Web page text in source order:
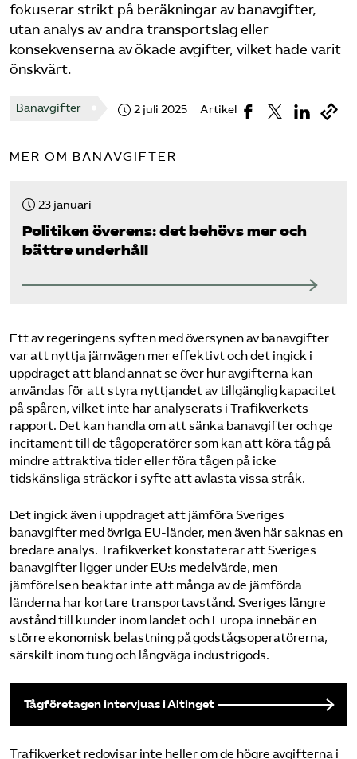
fokuserar strikt på beräkningar av banavgifter,
utan analys av andra transportslag eller
konsekvenserna av ökade avgifter, vilket hade varit
önskvärt.
Banavgifter 2 juli 2025 Artikel
MER OM BANAVGIFTER
23 januari
Politiken överens: det behövs mer och
bättre underhåll
Ett av regeringens syften med översynen av banavgifter
var att nyttja järnvägen mer effektivt och det ingick i
uppdraget att bland annat se över hur avgifterna kan
användas för att styra nyttjandet av tillgänglig kapacitet
på spåren, vilket inte har analyserats i Trafikverkets
rapport. Det kan handla om att sänka banavgifter och ge
incitament till de tågoperatörer som kan att köra tåg på
mindre attraktiva tider eller föra tågen på icke
tidskänsliga sträckor i syfte att avlasta vissa stråk.
Det ingick även i uppdraget att jämföra Sveriges
banavgifter med övriga EU-länder, men även här saknas en
bredare analys. Trafikverket konstaterar att Sveriges
banavgifter ligger under EU:s medelvärde, men
jämförelsen beaktar inte att många av de jämförda
länderna har kortare transportavstånd. Sveriges längre
avstånd till kunder inom landet och Europa innebär en
större ekonomisk belastning på godstågsoperatörerna,
särskilt inom tung och långväga industrigods.
Tågföretagen intervjuas i Altinget
Trafikverket redovisar inte heller om de högre avgifterna i